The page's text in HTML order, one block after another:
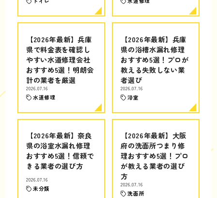
【2026年最新】兵庫
県で料金表を確認し
やすい水道修理会社
おすすめ5選！明朗会
計の業者を厳選
2026.07.16
水道修理
【2026年最新】兵庫
県の浴槽水漏れ修理
おすすめ5選！プロが
教える失敗しない業
者選び
2026.07.16
浴室
【2026年最新】奈良
県の浴室水漏れ修理
おすすめ5選！信頼で
きる業者の選び方
2026.07.16
未分類
【2026年最新】大阪
府の洗面所つまり修
理おすすめ5選！プロ
が教える業者の選び
方
2026.07.16
洗面所